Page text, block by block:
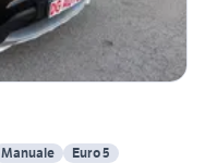
Manuale
Euro 5